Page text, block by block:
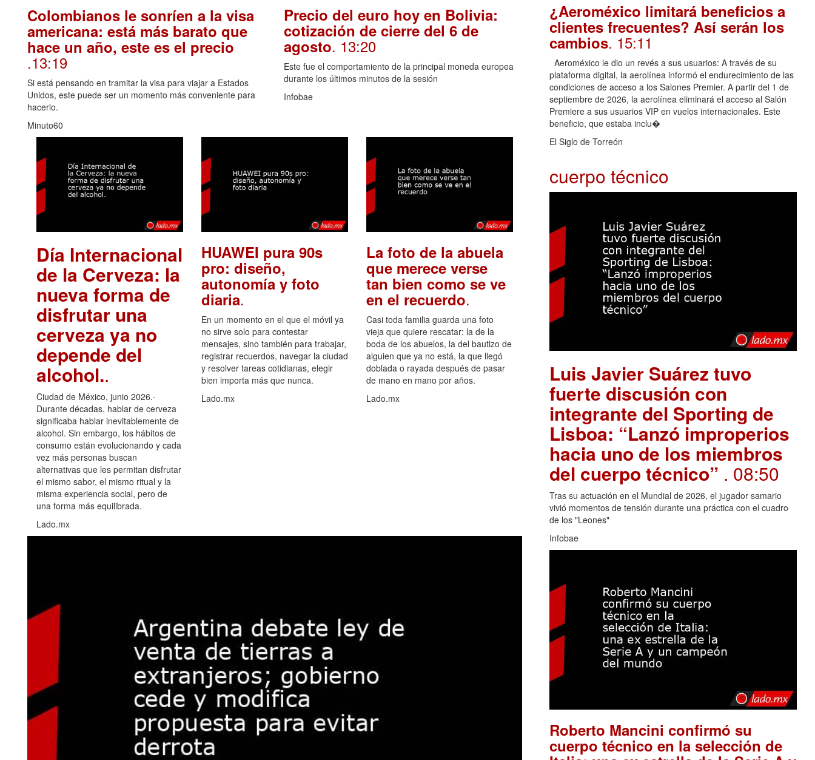
Colombianos le sonríen a la visa
americana: está más barato que
hace un año, este es el precio
.13:19
Si está pensando en tramitar la visa para viajar a Estados
Unidos, este puede ser un momento más conveniente para
hacerlo.
Minuto60
Precio del euro hoy en Bolivia:
cotización de cierre del 6 de
agosto. 13:20
Este fue el comportamiento de la principal moneda europea
durante los últimos minutos de la sesión
Infobae
Día Internacional
de la Cerveza: la
nueva forma de
disfrutar una
cerveza ya no
depende del
alcohol..
Ciudad de México, junio 2026.-
Durante décadas, hablar de cerveza
significaba hablar inevitablemente de
alcohol. Sin embargo, los hábitos de
consumo están evolucionando y cada
vez más personas buscan
alternativas que les permitan disfrutar
el mismo sabor, el mismo ritual y la
misma experiencia social, pero de
una forma más equilibrada.
Lado.mx
HUAWEI pura 90s
pro: diseño,
autonomía y foto
diaria.
En un momento en el que el móvil ya
no sirve solo para contestar
mensajes, sino también para trabajar,
registrar recuerdos, navegar la ciudad
y resolver tareas cotidianas, elegir
bien importa más que nunca.
Lado.mx
La foto de la abuela
que merece verse
tan bien como se ve
en el recuerdo.
Casi toda familia guarda una foto
vieja que quiere rescatar: la de la
boda de los abuelos, la del bautizo de
alguien que ya no está, la que llegó
doblada o rayada después de pasar
de mano en mano por años.
Lado.mx
¿Aeroméxico limitará beneficios a
clientes frecuentes? Así serán los
cambios. 15:11
Aeroméxico le dio un revés a sus usuarios: A través de su
plataforma digital, la aerolínea informó el endurecimiento de las
condiciones de acceso a los Salones Premier. A partir del 1 de
septiembre de 2026, la aerolínea eliminará el acceso al Salón
Premiere a sus usuarios VIP en vuelos internacionales. Este
beneficio, que estaba inclu�
El Siglo de Torreón
cuerpo técnico
Luis Javier Suárez tuvo
fuerte discusión con
integrante del Sporting de
Lisboa: “Lanzó improperios
hacia uno de los miembros
del cuerpo técnico” . 08:50
Tras su actuación en el Mundial de 2026, el jugador samario
vivió momentos de tensión durante una práctica con el cuadro
de los "Leones"
Infobae
Roberto Mancini confirmó su
cuerpo técnico en la selección de